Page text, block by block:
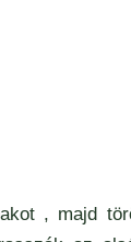
, majd